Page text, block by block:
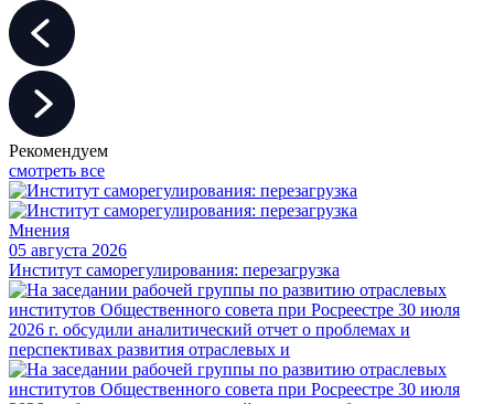
Рекомендуем
смотреть все
Мнения
05 августа 2026
Институт саморегулирования: перезагрузка